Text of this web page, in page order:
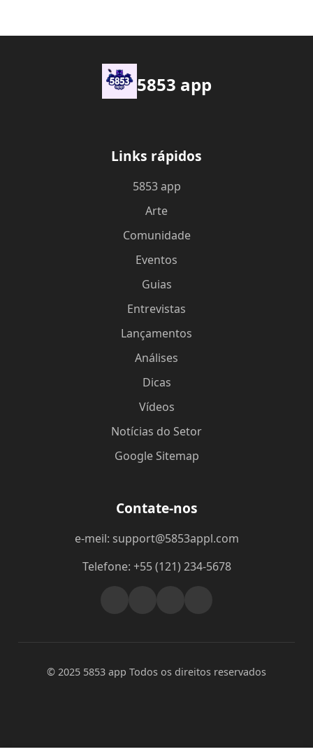
5853 app
Links rápidos
5853 app
Arte
Comunidade
Eventos
Guias
Entrevistas
Lançamentos
Análises
Dicas
Vídeos
Notícias do Setor
Google Sitemap
Contate-nos
e-meil: support@5853appl.com
Telefone: +55 (121) 234-5678
© 2025 5853 app Todos os direitos reservados